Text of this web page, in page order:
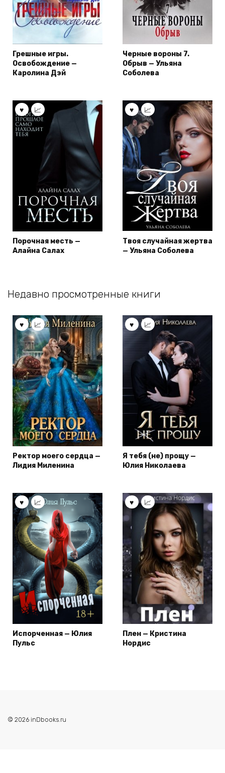
Грешные игры.
Освобождение —
Каролина Дэй
Черные вороны 7.
Обрыв — Ульяна
Соболева
Порочная месть —
Алайна Салах
Твоя случайная жертва
— Ульяна Соболева
Недавно просмотренные книги
Ректор моего сердца —
Лидия Миленина
Я тебя (не) прощу —
Юлия Николаева
Испорченная — Юлия
Пульс
Плен — Кристина
Нордис
© 2026 inDbooks.ru